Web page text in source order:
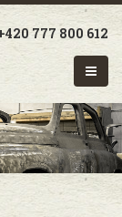
777 800 612